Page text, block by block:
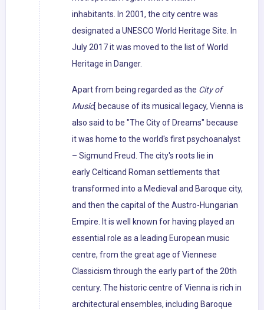
inhabitants. In 2001, the city centre was
designated a UNESCO World Heritage Site. In
July 2017 it was moved to the list of World
Heritage in Danger.
Apart from being regarded as the City of
Music[ because of its musical legacy, Vienna is
also said to be "The City of Dreams" because
it was home to the world's first psychoanalyst
– Sigmund Freud. The city's roots lie in
early Celticand Roman settlements that
transformed into a Medieval and Baroque city,
and then the capital of the Austro-Hungarian
Empire. It is well known for having played an
essential role as a leading European music
centre, from the great age of Viennese
Classicism through the early part of the 20th
century. The historic centre of Vienna is rich in
architectural ensembles, including Baroque